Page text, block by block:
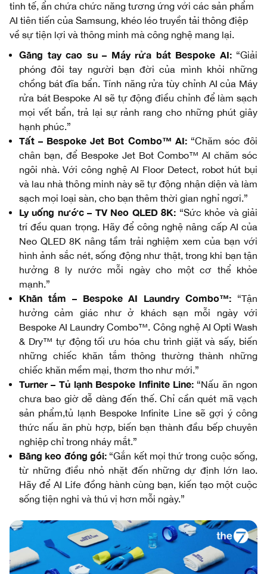
tinh tế, ẩn chứa chức năng tương ứng với các sản phẩm
AI tiên tiến của Samsung, khéo léo truyền tải thông điệp
về sự tiện lợi và thông minh mà công nghệ mang lại.
Găng tay cao su – Máy rửa bát Bespoke AI: “Giải
phóng đôi tay người bạn đời của mình khỏi những
chồng bát đĩa bẩn. Tính năng rửa tùy chỉnh AI của Máy
rửa bát Bespoke AI sẽ tự động điều chỉnh để làm sạch
mọi vết bẩn, trả lại sự rảnh rang cho những phút giây
hạnh phúc.”
Tất – Bespoke Jet Bot Combo™ AI: “Chăm sóc đôi
chân bạn, để Bespoke Jet Bot Combo™ AI chăm sóc
ngôi nhà. Với công nghệ AI Floor Detect, robot hút bụi
và lau nhà thông minh này sẽ tự động nhận diện và làm
sạch mọi loại sàn, cho bạn thêm thời gian nghỉ ngơi.”
Ly uống nước – TV Neo QLED 8K: “Sức khỏe và giải
trí đều quan trọng. Hãy để công nghệ nâng cấp AI của
Neo QLED 8K nâng tầm trải nghiệm xem của bạn với
hình ảnh sắc nét, sống động như thật, trong khi bạn tận
hưởng 8 ly nước mỗi ngày cho một cơ thể khỏe
mạnh.”
Khăn tắm – Bespoke AI Laundry Combo™: “Tận
hưởng cảm giác như ở khách sạn mỗi ngày với
Bespoke AI Laundry Combo™. Công nghệ AI Opti Wash
& Dry™ tự động tối ưu hóa chu trình giặt và sấy, biến
những chiếc khăn tắm thông thường thành những
chiếc khăn mềm mại, thơm tho như mới.”
Turner – Tủ lạnh Bespoke Infinite Line: “Nấu ăn ngon
chưa bao giờ dễ dàng đến thế. Chỉ cần quét mã vạch
sản phẩm,tủ lạnh Bespoke Infinite Line sẽ gợi ý công
thức nấu ăn phù hợp, biến bạn thành đầu bếp chuyên
nghiệp chỉ trong nháy mắt.”
Băng keo đóng gói: “Gắn kết mọi thứ trong cuộc sống,
từ những điều nhỏ nhặt đến những dự định lớn lao.
Hãy để AI Life đồng hành cùng bạn, kiến tạo một cuộc
sống tiện nghi và thú vị hơn mỗi ngày.”